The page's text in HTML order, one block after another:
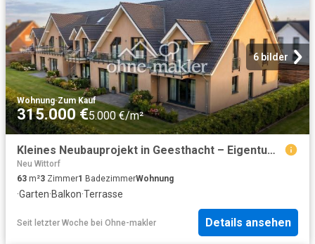
6 bilder
Wohnung·Zum Kauf
315.000 €5.000 €/m²
Kleines Neubauprojekt in Geesthacht – Eigentumswohnungen zu verkaufen, förderfähig & provisionsfrei
Neu Wittorf
63 m²3 Zimmer1 BadezimmerWohnung
·Garten·Balkon·Terrasse
Seit letzter Woche bei Ohne-makler Details ansehen